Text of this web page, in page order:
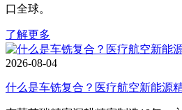
口全球。
了解更多
2026-08-04
什么是车铣复合？医疗航空新能源